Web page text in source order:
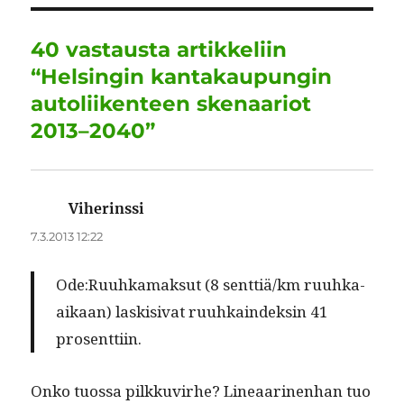
b
o
o
k
r
d
I
n
A
p
p
r
a
m
40 vastausta artikkeliin
“Helsingin kantakaupungin
autoliikenteen skenaariot
2013–2040”
Viherinssi
7.3.2013 12:22
Ode:Ruuhka­mak­sut (8 senttiä/km ruuh­ka-
aikaan) lask­i­si­vat ruuhkain­deksin 41
prosenttiin.
Onko tuos­sa pilkku­virhe? Lin­eaari­nen­han tuo